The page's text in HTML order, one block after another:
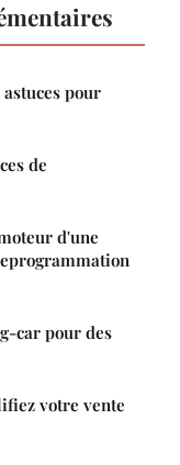
pour
de
d'une
car pour des
votre vente